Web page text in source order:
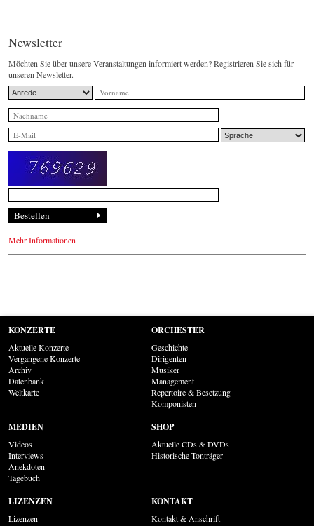
Newsletter
Möchten Sie über unsere Veranstaltungen informiert werden? Registrieren Sie sich für
unseren Newsletter.
Mehr Informationen
KONZERTE
Aktuelle Konzerte
Vergangene Konzerte
Archiv
Datenbank
Weltkarte
ORCHESTER
Geschichte
Dirigenten
Musiker
Management
Repertoire & Besetzung
Komponisten
MEDIEN
Videos
Interviews
Anekdoten
Tagebuch
SHOP
Aktuelle CDs & DVDs
Historische Tonträger
LIZENZEN
Lizenzen
KONTAKT
Kontakt & Anschrift